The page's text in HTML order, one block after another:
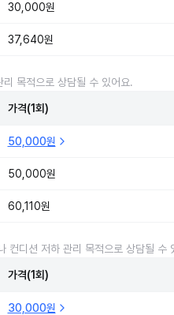
30,000원
37,640원
목적으로 상담될 수 있어요.
가격(1회)
50,000원
50,000원
60,110원
컨디션 저하 관리 목적으로 상담될 수
가격(1회)
30,000원